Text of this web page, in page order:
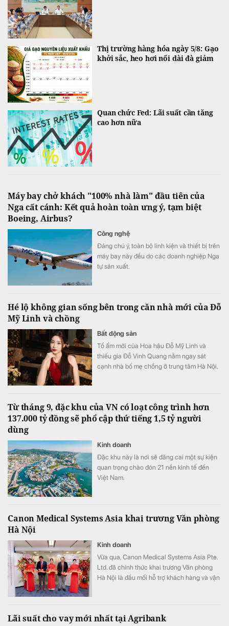
Thị trường hàng hóa ngày 5/8: Gạo
khởi sắc, heo hơi nối dài đà giảm
Quan chức Fed: Lãi suất cần tăng
cao hơn nữa
Máy bay chở khách "100% nhà làm" đầu tiên của
Nga cất cánh: Kết quả hoàn toàn ưng ý, tạm biệt
Boeing, Airbus?
Công nghệ
Đáng chú ý, toàn bộ linh kiện và thiết bị trên
máy bay này đều do các doanh nghiệp Nga
tự sản xuất.
Hé lộ không gian sống bên trong căn nhà mới của Đỗ
Mỹ Linh và chồng
Bất động sản
Tổ ấm mới của Hoa hậu Đỗ Mỹ Linh và
thiếu gia Đỗ Vinh Quang nằm ngay sát
cạnh nhà bố mẹ chồng ở trung tâm Hà Nội.
Từ tháng 9, đặc khu của VN có loạt công trình hơn
137.000 tỷ đồng sẽ phổ cập thứ tiếng 1,5 tỷ người
dùng
Kinh doanh
Đặc khu này là nơi sẽ đăng cai một sự kiện
quan trọng chào đón 21 nền kinh tế đến
Việt Nam.
Canon Medical Systems Asia khai trương Văn phòng
Hà Nội
Kinh doanh
Vừa qua, Canon Medical Systems Asia Pte.
Ltd. đã chính thức khai trương Văn phòng
Hà Nội là đầu mối hỗ trợ khách hàng và vận
Lãi suất cho vay mới nhất tại Agribank